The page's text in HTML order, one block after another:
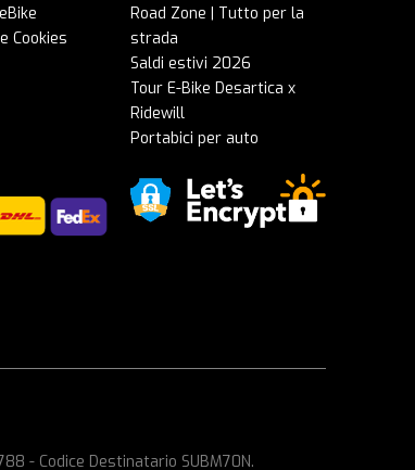
Cookies
Road Zone | Tutto per la
strada
Saldi estivi 2026
Tour E-Bike Desartica x
Ridewill
Portabici per auto
- Codice Destinatario SUBM70N.